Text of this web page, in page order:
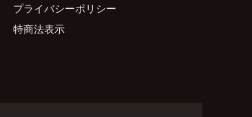
プライバシーポリシー
特商法表示